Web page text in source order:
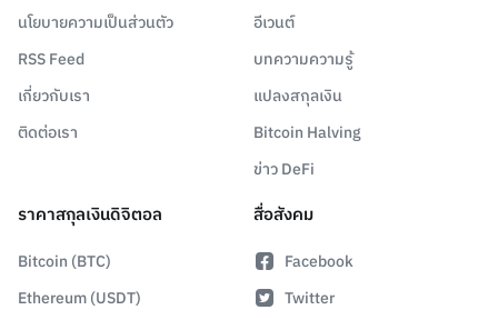
นโยบายความเป็นส่วนตัว
RSS Feed
เกี่ยวกับเรา
ติดต่อเรา
อีเวนต์
บทความความรู้
แปลงสกุลเงิน
Bitcoin Halving
ข่าว DeFi
ราคาสกุลเงินดิจิตอล
Bitcoin (BTC)
Ethereum (USDT)
สื่อสังคม
Facebook
Twitter